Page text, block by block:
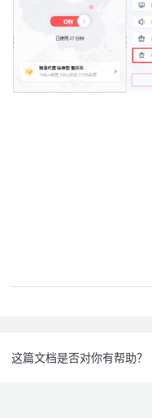
这篇文档是否对你有帮助？